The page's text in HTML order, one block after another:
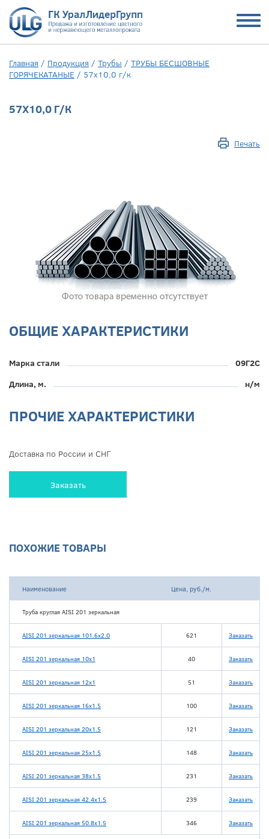
Главная / Продукция / Трубы / ТРУБЫ БЕСШОВНЫЕ
ГОРЯЧЕКАТАНЫЕ / 57х10,0 г/к
57Х10,0 Г/К
Печать
ОБЩИЕ ХАРАКТЕРИСТИКИ
Марка стали
09Г2С
Длина, м.
н/м
ПРОЧИЕ ХАРАКТЕРИСТИКИ
Доставка по России и СНГ
Заказать
ПОХОЖИЕ ТОВАРЫ
Наименование Цена, руб./м.
Труба круглая AISI 201 зеркальная
AISI 201 зеркальная 101.6х2.0 621 Заказать
AISI 201 зеркальная 10x1 40 Заказать
AISI 201 зеркальная 12x1 51 Заказать
AISI 201 зеркальная 16х1.5 100 Заказать
AISI 201 зеркальная 20х1.5 121 Заказать
AISI 201 зеркальная 25х1.5 148 Заказать
AISI 201 зеркальная 38х1.5 231 Заказать
AISI 201 зеркальная 42.4х1.5 239 Заказать
AISI 201 зеркальная 50.8х1.5 346 Заказать